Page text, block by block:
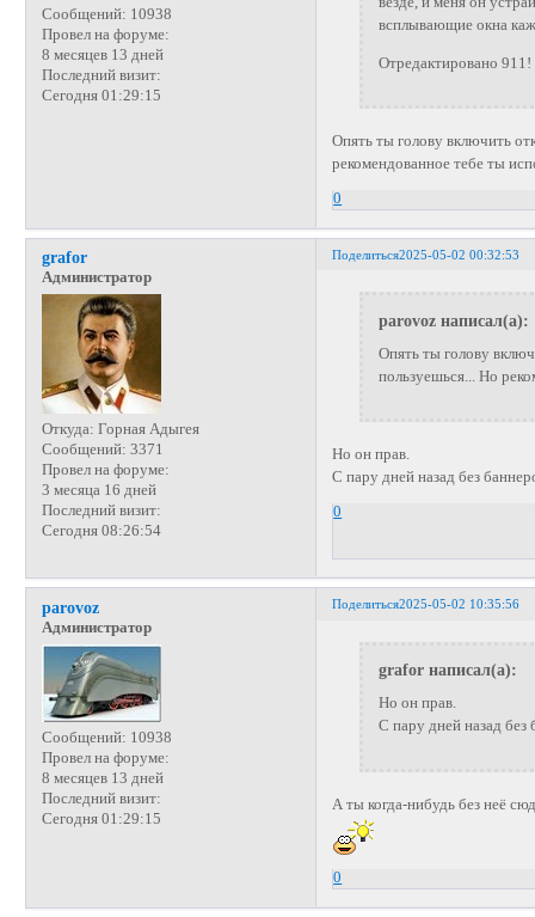
Сообщений: 10938
Провел на форуме:
8 месяцев 13 дней
Последний визит:
Сегодня 01:29:15
всплывающие окна
Отредактировано
Опять ты голову включить
рекомендованное тебе ты
0
Поделиться2025-05-02 00:32:53
grafor
Администратор
Откуда: Горная Адыгея
Сообщений: 3371
Провел на форуме:
3 месяца 16 дней
Последний визит:
Сегодня 08:26:54
parovoz написал(а):
Опять ты голову
пользуешься... Но
Но он прав.
С пару дней назад без
0
Поделиться2025-05-02 10:35:56
parovoz
Администратор
Сообщений: 10938
Провел на форуме:
8 месяцев 13 дней
Последний визит:
Сегодня 01:29:15
grafor написал(а):
Но он прав.
С пару дней назад
А ты когда-нибудь без неё
0